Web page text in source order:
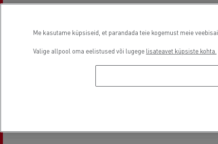
Me kasutame küpsiseid, et parandada teie kogemust meie
Valige allpool oma eelistused või lugege lisateavet küpsiste kohta.